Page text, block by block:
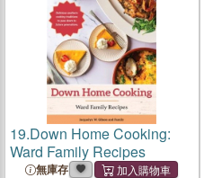
19.Down Home Cooking:
Ward Family Recipes
無庫存